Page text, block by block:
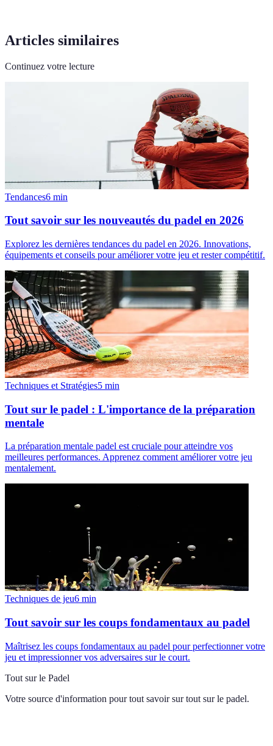
Articles similaires
Continuez votre lecture
Tendances6 min
Tout savoir sur les nouveautés du padel en 2026
Explorez les dernières tendances du padel en 2026. Innovations,
équipements et conseils pour améliorer votre jeu et rester compétitif.
Techniques et Stratégies5 min
Tout sur le padel : L'importance de la préparation
mentale
La préparation mentale padel est cruciale pour atteindre vos
meilleures performances. Apprenez comment améliorer votre jeu
mentalement.
Techniques de jeu6 min
Tout savoir sur les coups fondamentaux au padel
Maîtrisez les coups fondamentaux au padel pour perfectionner votre
jeu et impressionner vos adversaires sur le court.
Tout sur le Padel
Votre source d'information pour tout savoir sur tout sur le padel.